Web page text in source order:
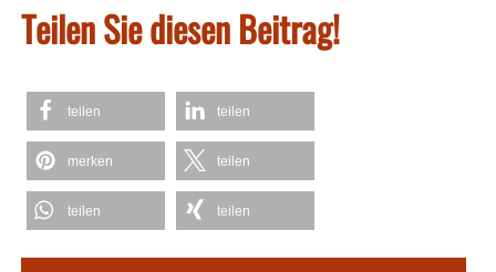
Teilen Sie diesen Beitrag!
teilen teilen
merken teilen
teilen teilen